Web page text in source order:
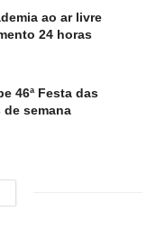
ao ar livre
24 horas
46ª Festa das
semana